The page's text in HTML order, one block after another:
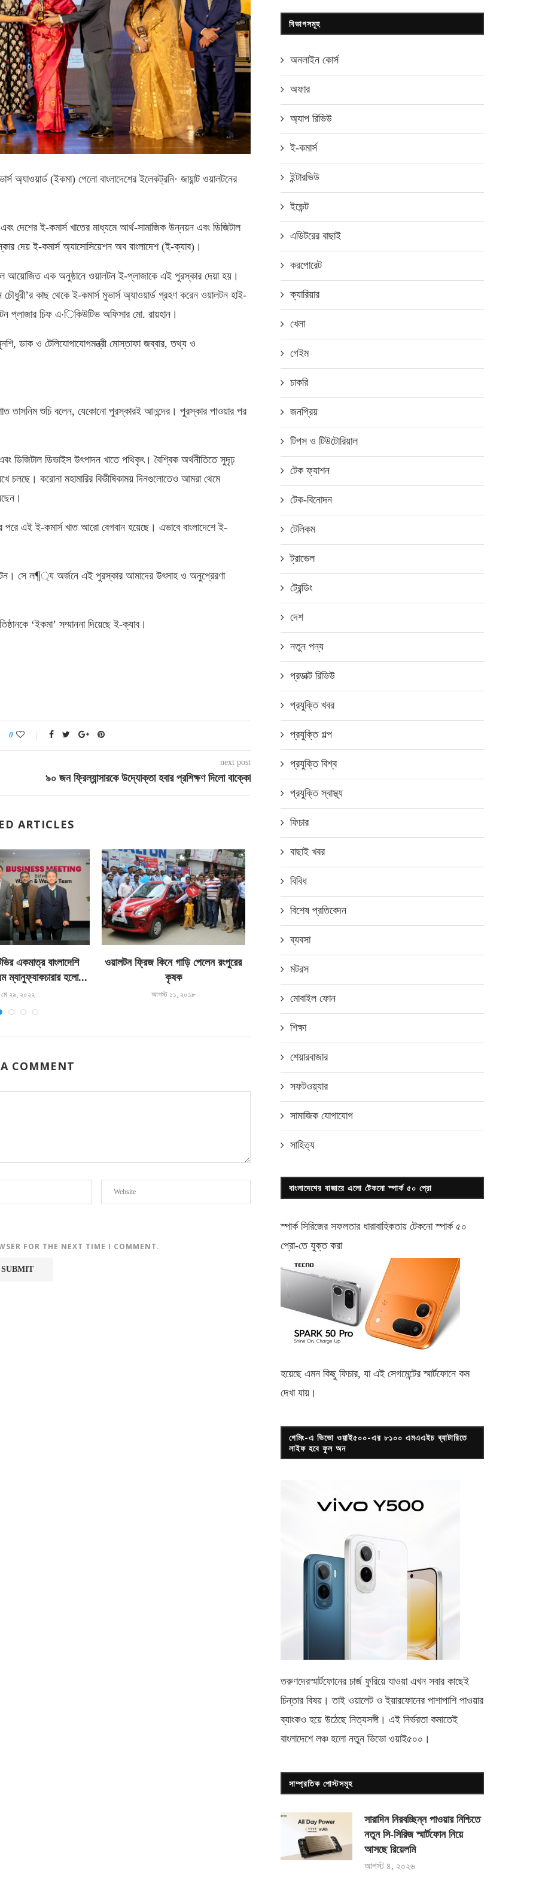
অ্যাওয়ার্ড (ইকমা) পেলো বাংলাদেশের ইলেকট্রনি· জায়ান্ট ওয়ালটনের
দেশের ই-কমার্স খাতের মাধ্যমে আর্থ-সামাজিক উন্নয়ন এবং ডিজিটাল
দেয় ই-কমার্স অ্যাসোসিয়েশন অব বাংলাদেশ (ই-ক্যাব)।
আয়োজিত এক অনুষ্ঠানে ওয়ালটন ই-প্লাজাকে এই পুরস্কার দেয়া হয়।
কাছ থেকে ই-কমার্স মুভার্স অ্যাওয়ার্ড গ্রহণ করেন ওয়ালটন হাই-
প্লাজার চিফ এ·িকিউটিভ অফিসার মো. রায়হান।
ডাক ও টেলিযোগাযোগমন্ত্রী মোস্তাফা জব্বার, তথ্য ও
তাসনিম শুচি বলেন, যেকোনো পুরস্কারই আনন্দের। পুরস্কার পাওয়ার পর
ডিজিটাল ডিভাইস উৎপাদন খাতে পথিকৃৎ। বৈশ্বিক অর্থনীতিতে সুদৃঢ়
চলছে। করোনা মহামারির বিভীষিকাময় দিনগুলোতেও আমরা থেমে
এই ই-কমার্স খাত আরো বেগবান হয়েছে। এভাবে বাংলাদেশে ই-
সে ল¶্য অর্জনে এই পুরস্কার আমাদের উৎসাহ ও অনুপ্রেরণা
‘ইকমা’ সম্মাননা দিয়েছে ই-ক্যাব।
0
next post
৯০ জন ফ্রিল্যান্সারকে উদ্যোক্তা হবার প্রশিক্ষণ দিলো বাক্কো
ARTICLES
একমাত্র বাংলাদেশি
ম্যানুফ্যাকচারার হলো...
মে ২৯, ২০২২
ওয়ালটন ফ্রিজ কিনে গাড়ি পেলেন রংপুরের
কৃষক
আগস্ট ১১, ২০১৮
প্রযুক্তি পণ্য কিনলে ডিসিএল স্মার্টফোন
জুলাই ৪, ২০১৮
COMMENT
FOR THE NEXT TIME I COMMENT.
বিভাগসমূহ
অনলাইন কোর্স
অফার
অ্যাপ রিভিউ
ই-কমার্স
ইন্টারভিউ
ইভেন্ট
এডিটরের বাছাই
করপোরেট
ক্যারিয়ার
খেলা
গেইম
চাকরি
জনপ্রিয়
টিপস ও টিউটোরিয়াল
টেক ফ্যাশন
টেক-বিনোদন
টেলিকম
ট্রাভেল
ট্রেন্ডিং
দেশ
নতুন পন্য
প্রডাক্ট রিভিউ
প্রযুক্তি খবর
প্রযুক্তি গল্প
প্রযুক্তি বিশ্ব
প্রযুক্তি স্বাস্থ্য
ফিচার
বাছাই খবর
বিবিধ
বিশেষ প্রতিবেদন
ব্যবসা
মটরস
মোবাইল ফোন
শিক্ষা
শেয়ারবাজার
সফটওয়্যার
সামাজিক যোগাযোগ
সাহিত্য
বাংলাদেশের বাজারে এলো টেকনো স্পার্ক ৫০ প্রো
স্পার্ক সিরিজের সফলতার ধারাবাহিকতায় টেকনোস্পার্ক ৫০
প্রো-তে যুক্ত করা
হয়েছে এমন কিছু ফিচার, যা এই সেগমেন্টের স্মার্টফোনে কম
দেখা যায়।
গেমিং-এ ভিভো ওয়াই৫০০-এর ৮১০০ এমএএইচ ব্যাটারিতে
লাইফ হবে ফুল অন
তরুণদেরস্মার্টফোনের চার্জ ফুরিয়ে যাওয়া এখন সবার কাছেই
চিন্তার বিষয়। তাই ওয়ালেট ও ইয়ারফোনের পাশাপাশি পাওয়ার
ব্যাংকও হয়ে উঠেছে নিত্যসঙ্গী। এই নির্ভরতা কমাতেই
বাংলাদেশে লঞ্চ হলো নতুন ভিভো ওয়াই৫০০ ।
সাম্প্রতিক পোস্টসমূহ
সারাদিন নিরবচ্ছিন্ন পাওয়ার নিশ্চিতে
নতুন সি-সিরিজ স্মার্টফোন নিয়ে
আসছে রিয়েলমি
আগস্ট ৪, ২০২৬